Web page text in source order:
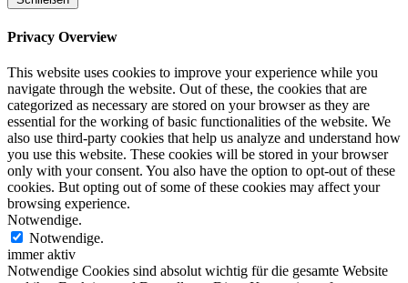
Privacy Overview
This website uses cookies to improve your experience while you
navigate through the website. Out of these, the cookies that are
categorized as necessary are stored on your browser as they are
essential for the working of basic functionalities of the website. We
also use third-party cookies that help us analyze and understand how
you use this website. These cookies will be stored in your browser
only with your consent. You also have the option to opt-out of these
cookies. But opting out of some of these cookies may affect your
browsing experience.
Notwendige.
Notwendige.
immer aktiv
Notwendige Cookies sind absolut wichtig für die gesamte Website